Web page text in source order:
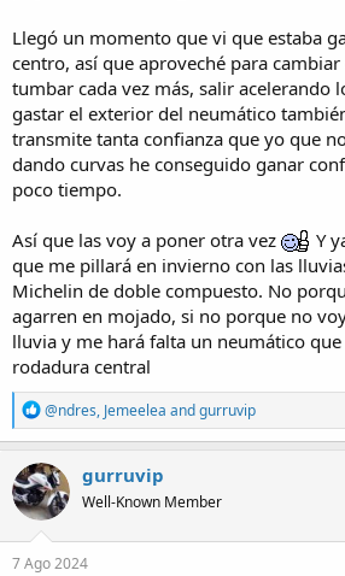
Llegó un momento que vi que estaba
centro, así que aproveché para
tumbar cada vez más, salir acelerando
gastar el exterior del neumático
transmite tanta confianza que yo que
dando curvas he conseguido ganar
poco tiempo.
Así que las voy a poner otra vez
Y
que me pillará en invierno con las
Michelin de doble compuesto. No
agarren en mojado, si no porque no
lluvia y me hará falta un neumático
rodadura central
R
e
a
c
t
i
o
n
s
@ndres, Jemeelea andgurruvip
gurruvip
Well-Known Member
7 Ago 2024